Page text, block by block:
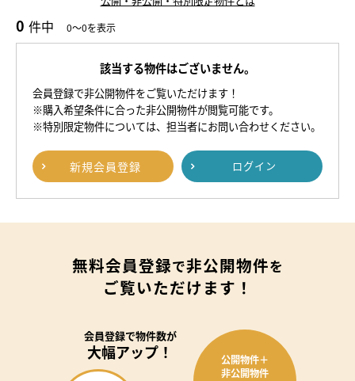
0 件中 0～0を表示
該当する物件はございません。
会員登録で非公開物件をご覧いただけます！
※購入希望条件に合った非公開物件が閲覧可能です。
※特別限定物件については、担当者にお問い合わせください。
新規会員登録 ログイン
無料会員登録で非公開物件を
ご覧いただけます！
会員登録で物件数が
大幅アップ！
公開物件＋
非公開物件